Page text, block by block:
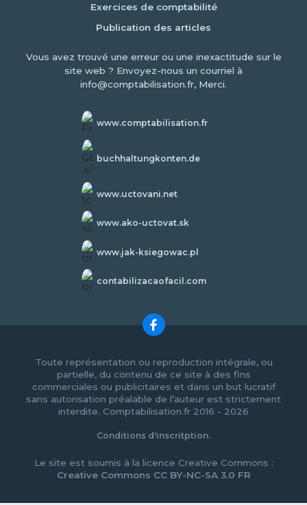
Exercices de comptabilité
Publication des articles
Vous avez trouvé une erreur ou une inexactitude sur le
site web ? Envoyez-nous un courriel à
info@comptabilisation.fr, Merci.
www.comptabilisation.fr
buchhaltungkonten.de
www.uctovani.net
www.ako-uctovat.sk
www.jak-ksiegowac.pl
contabilizacaofacil.com
Toute représentation ou reproduction intégrale, ou
partielle, du contenu de ce site à des fins
commerciales ou publicitaires et dans un but lucratif
sans autorisation préalable de l’auteur est strictement
interdite. Comptabilisation.fr 2016 - 2026
Conditions d'inscritption.
Le site est soumis à la licence Creative Commons :
Creative Commons CC BY-NC-SA 3.0 FR